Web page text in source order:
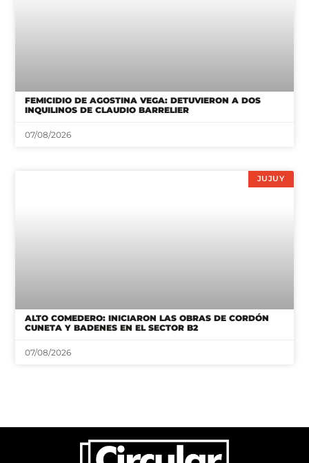
FEMICIDIO DE AGOSTINA VEGA: DETUVIERON A DOS
INQUILINOS DE CLAUDIO BARRELIER
07/08/2026
JUJUY
ALTO COMEDERO: INICIARON LAS OBRAS DE CORDÓN
CUNETA Y BADENES EN EL SECTOR B2
07/08/2026